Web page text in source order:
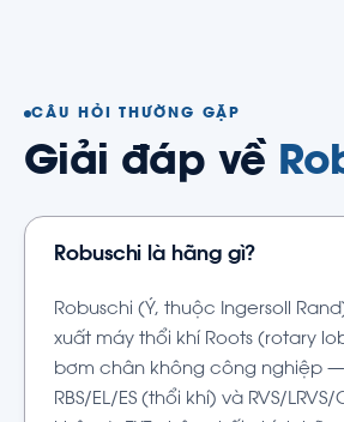
CÂU HỎI THƯỜNG GẶP
Giải đáp về
Robuschi là hãng gì?
Robuschi (Ý, thuộc Ingersoll
xuất máy thổi khí Roots (rotary
bơm chân không công nghiệp
RBS/EL/ES (thổi khí) và RVS/